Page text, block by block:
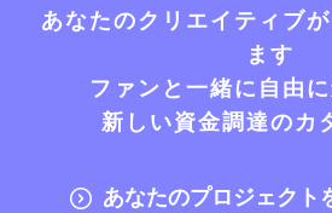
あなたのクリエイティブ
ます
ファンと一緒に自由
新しい資金調達のカ
あなたのプロジェクト